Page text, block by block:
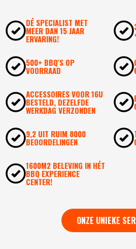
DÉ SPECIALIST MET
MEER DAN 15 JAAR
ERVARING!
500+ BBQ'S OP
VOORRAAD
ACCESSOIRES VOOR 16U
BESTELD, DEZELFDE
WERKDAG VERZONDEN
9,2 UIT RUIM 8000
BEOORDELINGEN
1600M2 BELEVING IN HÉT
BBQ EXPERIENCE
CENTER!
ONZE UNIEKE